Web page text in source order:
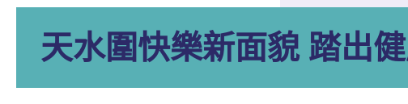
天水圍快樂新面貌 踏出